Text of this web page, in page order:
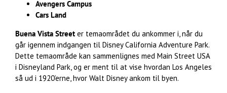
Avengers Campus
Cars Land
Buena Vista Street er temaområdet du ankommer i, når du
går igennem indgangen til Disney California Adventure Park.
Dette temaområde kan sammenlignes med Main Street USA
i Disneyland Park, og er ment til at vise hvordan Los Angeles
så ud i 1920’erne, hvor Walt Disney ankom til byen.